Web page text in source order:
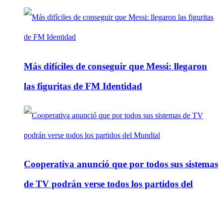
Más difíciles de conseguir que Messi: llegaron
las figuritas de FM Identidad
Cooperativa anunció que por todos sus sistemas
de TV podrán verse todos los partidos del